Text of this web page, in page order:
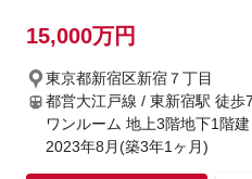
15,000万円
東京都新宿区新宿７丁目
都営大江戸線 / 東新宿駅 徒歩
ワンルーム 地上3階地下1階建
2023年8月(築3年1ヶ月)